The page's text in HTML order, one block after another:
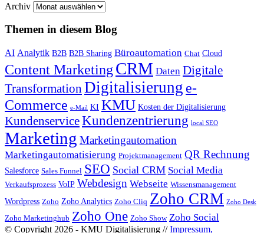
Archiv
Themen in diesem Blog
AI Analytik B2B B2B Sharing Büroautomation Chat Cloud
Content Marketing CRM Daten Digitale
Transformation Digitalisierung e-
Commerce e-Mail KI KMU Kosten der Digitalisierung
KundenserviceKundenzentrierung local SEO
Marketing Marketingautomation
Marketingautomatisierung Projektmanagement QR Rechnung
Salesforce Sales Funnel SEO Social CRM Social Media
Verkaufsprozess VoIP Webdesign Webseite Wissensmanagement
Wordpress Zoho Zoho Analytics Zoho Cliq Zoho CRM Zoho Desk
Zoho Marketinghub Zoho One Zoho Show Zoho Social
© Copyright 2026 - KMU Digitalisierung //Impressum,